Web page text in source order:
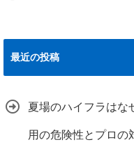
最近の投稿
夏場のハイフラはな
用の危険性とプロの